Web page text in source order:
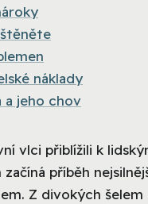
náklady
a jeho chov
vlci přiblížili k
příběh
Z divokých šelem